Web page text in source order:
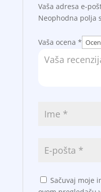
Vaša adresa e-
Neophodna polja
Vaša ocena *
Sačuvaj moje